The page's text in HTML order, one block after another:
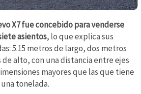
X7 fue concebido para venderse
asientos, lo que explica sus
5.15 metros de largo, dos metros
de alto, con una distancia entre ejes
mayores que las que tiene
tonelada.